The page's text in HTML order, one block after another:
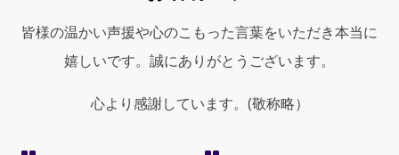
皆様の温かい声援や心のこもった言葉をいただき本当に
嬉しいです。誠にありがとうございます。
心より感謝しています。(敬称略）